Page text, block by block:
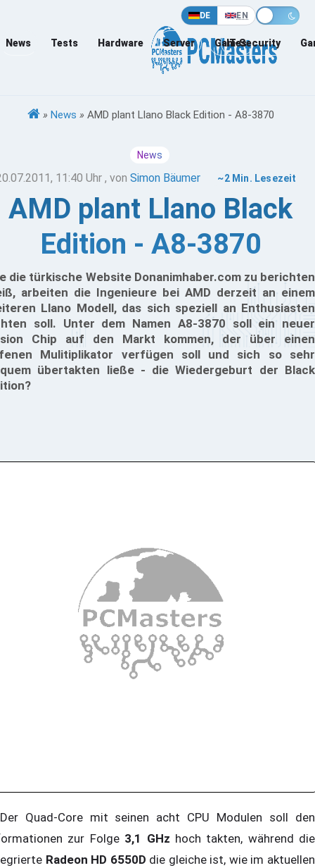
DE EN
News Tests Hardware Server Games
IT-Security
» News » AMD plant Llano Black Edition - A8-3870
News
11:40 Uhr , vonSimon Bäumer ~2 Min. Lesezeit
AMD plant Llano Black
Edition - A8-3870
die türkische Website Donanimhaber.com zu berichten
arbeiten die Ingenieure bei AMD derzeit an einem
Llano Modell, das sich speziell an Enthusiasten
soll. Unter dem Namen A8-3870 soll ein neuer
Chip auf den Markt kommen, der über einen
Mulitiplikator verfügen soll und sich so sehr
übertakten ließe - die Wiedergeburt der Black
Quad-Core mit seinen acht CPU Modulen soll den
zur Folge 3,1 GHz hoch takten, während die
Radeon HD 6550D die gleiche ist, wie im aktuellen